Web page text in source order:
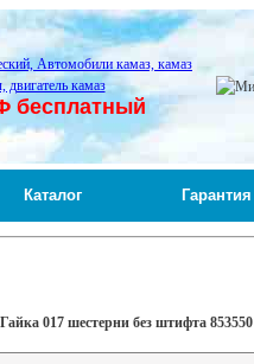
бесплатный
Каталог Гарантия
017 шестерни без штифта 853550